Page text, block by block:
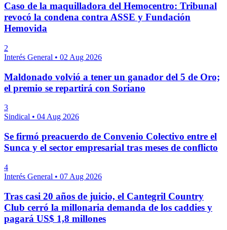
Caso de la maquilladora del Hemocentro: Tribunal
revocó la condena contra ASSE y Fundación
Hemovida
2
Interés General • 02 Aug 2026
Maldonado volvió a tener un ganador del 5 de Oro;
el premio se repartirá con Soriano
3
Sindical • 04 Aug 2026
Se firmó preacuerdo de Convenio Colectivo entre el
Sunca y el sector empresarial tras meses de conflicto
4
Interés General • 07 Aug 2026
Tras casi 20 años de juicio, el Cantegril Country
Club cerró la millonaria demanda de los caddies y
pagará US$ 1,8 millones